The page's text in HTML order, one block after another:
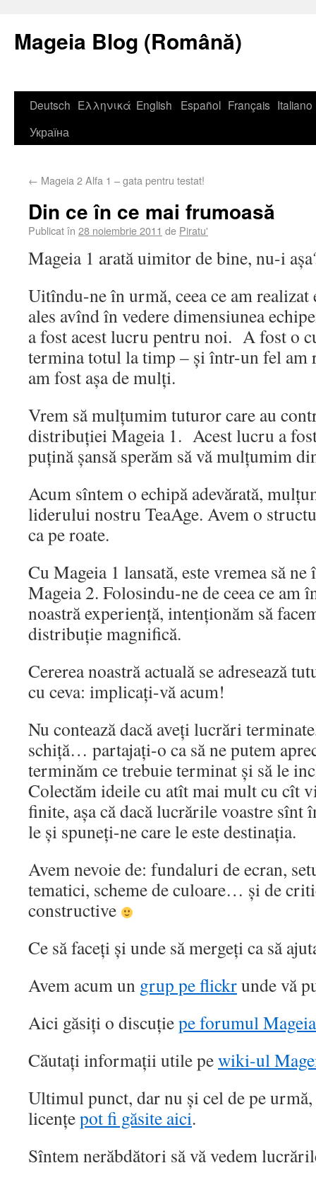
Mageia Blog (Română)
Deutsch Ελληνικά English Español Français Italiano
Україна
← Mageia 2 Alfa 1 – gata pentru testat!
Din ce în ce mai frumoasă
Publicat în 28 noiembrie 2011 de Piratu'
Mageia 1 arată uimitor de bine, nu-i
Uitîndu-ne în urmă, ceea ce am
ales avînd în vedere dimensiunea
a fost acest lucru pentru noi. A fost o
termina totul la timp – și într-un fel am
am fost așa de mulți.
Vrem să mulțumim tuturor care au
distribuției Mageia 1. Acest lucru a
puțină șansă sperăm să vă mulțumim
Acum sîntem o echipă adevărată,
liderului nostru TeaAge. Avem o
ca pe roate.
Cu Mageia 1 lansată, este vremea să
Mageia 2. Folosindu-ne de ceea ce am
noastră experiență, intenționăm să
distribuție magnifică.
Cererea noastră actuală se adresează
cu ceva: implicați-vă acum!
Nu contează dacă aveți lucrări
schiță… partajați-o ca să ne putem
terminăm ce trebuie terminat și să le
Colectăm ideile cu atît mai mult cu cît
finite, așa că dacă lucrările voastre sînt
le și spuneți-ne care le este destinația.
Avem nevoie de: fundaluri de ecran,
tematici, scheme de culoare… și de
constructive
Ce să faceți și unde să mergeți ca să
Avem acum un grup pe flickrunde vă
Aici găsiți o discuțiepe forumul Mageia
Căutați informații utile pewiki-ul
Ultimul punct, dar nu și cel de pe
licențepot fi găsite aici.
Sîntem nerăbdători să vă vedem